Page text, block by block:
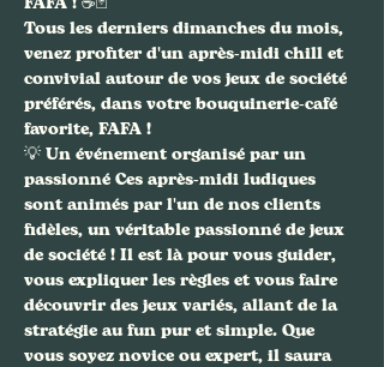
FAFA ! ☕🃏
Tous les derniers dimanches du mois,
venez profiter d'un après-midi chill et
convivial autour de vos jeux de société
préférés, dans votre bouquinerie-café
favorite, FAFA !
💡 Un événement organisé par un
passionné Ces après-midi ludiques
sont animés par l'un de nos clients
fidèles, un véritable passionné de jeux
de société ! Il est là pour vous guider,
vous expliquer les règles et vous faire
découvrir des jeux variés, allant de la
stratégie au fun pur et simple. Que
vous soyez novice ou expert, il saura